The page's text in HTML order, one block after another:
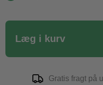
Læg i kurv
Gratis fragt på